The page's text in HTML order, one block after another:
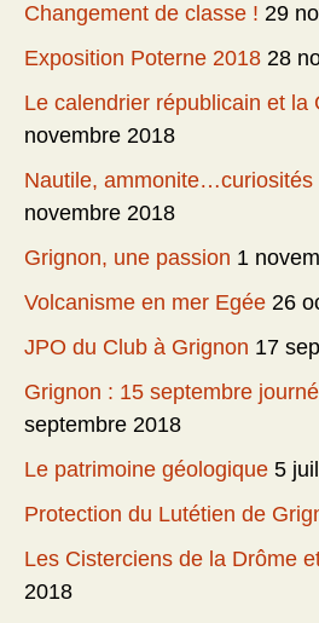
Changement de classe ! 29
Exposition Poterne 2018 28
Le calendrier républicain et la
novembre 2018
Nautile, ammonite…curiosités
novembre 2018
Grignon, une passion 1
Volcanisme en mer Egée 26
JPO du Club à Grignon 17
Grignon : 15 septembre
septembre 2018
Le patrimoine géologique 5
Protection du Lutétien de
Les Cisterciens de la Drôme
2018